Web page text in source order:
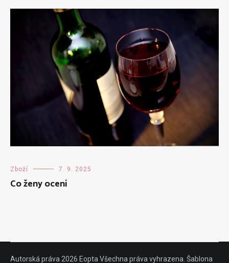
Zboží 7. 9. 2025
Co ženy ocení
Autorská práva 2026 Eopta Všechna práva vyhrazena. Šablona